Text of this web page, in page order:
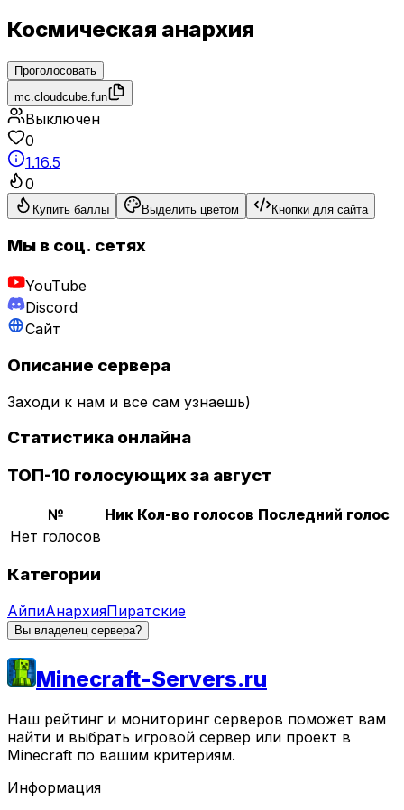
Космическая анархия
Проголосовать
mc.cloudcube.fun
Выключен
0
1.16.5
0
Купить баллы Выделить цветом Кнопки для сайта
Мы в соц. сетях
YouTube
Discord
Сайт
Описание сервера
Заходи к нам и все сам узнаешь)
Статистика онлайна
ТОП-10 голосующих за август
№ Ник Кол-во голосов Последний голос
Нет голосов
Категории
АйпиАнархияПиратские
Вы владелец сервера?
Minecraft-Servers.ru
Наш рейтинг и мониторинг серверов поможет вам
найти и выбрать игровой сервер или проект в
Minecraft по вашим критериям.
Информация